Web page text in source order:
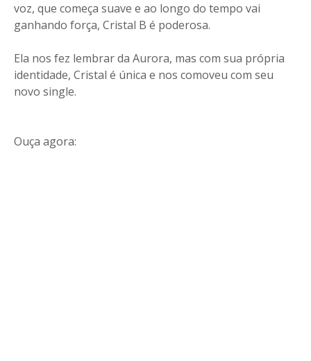
voz, que começa suave e ao longo do tempo vai
ganhando força, Cristal B é poderosa.
Ela nos fez lembrar da Aurora, mas com sua própria
identidade, Cristal é única e nos comoveu com seu
novo single.
Ouça agora: